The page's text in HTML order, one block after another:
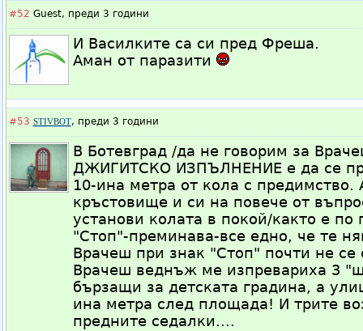
#52 Guest, преди 3 години
И Василките са си пред Фреша.
Аман от паразити
#53 STIVBOT, преди 3 години
В Ботевград /да не говорим за
ДЖИГИТСКО ИЗПЪЛНЕНИЕ е да се
10-ина метра от кола с
кръстовище и си на повече от
установи колата в покой/както е по
"Стоп"-преминава-все едно, че те
Врачеш при знак "Стоп" почти не
Врачеш веднъж ме изпревариха 3
бързащи за детската градина, а
ина метра след площада! И трите
предните седалки....